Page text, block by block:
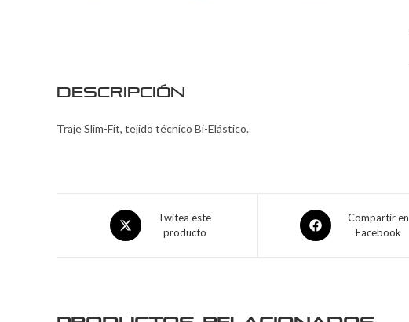
Descripción
Traje Slim-Fit, tejido técnico Bi-Elástico.
Twitea este
producto
Compartir en
Facebook